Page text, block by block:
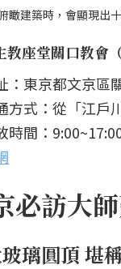
瞰建築時，會顯現
教座堂關口教會
：東京都文京區
方式：從「江戶
時間：
必訪大
璃圓頂 堪